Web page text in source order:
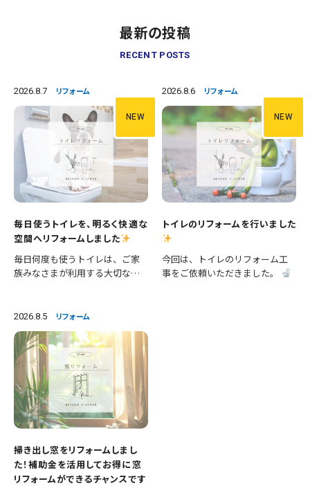
最新の投稿
RECENT POSTS
2026.8.7 リフォーム
NEW
毎日使うトイレを、明るく快適な
空間へリフォームしました
毎日何度も使うトイレは、ご家
族みなさまが利用する大切な空
い、清潔感あふれる明るいトイ
レへとリフォームしました。 施
工内容 ・便器交換 ・紙巻き器…
2026.8.6 リフォーム
NEW
トイレのリフォームを行いました
今回は、トイレのリフォーム工
事をご依頼いただきました。
2026.8.5 リフォーム
掃き出し窓をリフォームしまし
た！補助金を活用してお得に窓
リフォームができるチャンスです